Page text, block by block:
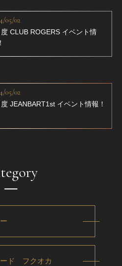
05/02
CLUB ROGERS イベント情
05/02
JEANBART1st イベント情報！
ード フクオカ